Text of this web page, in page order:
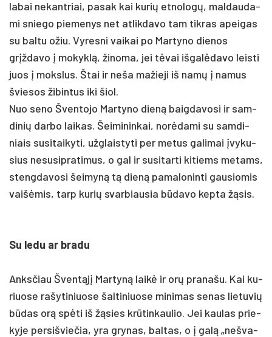
la­bai ne­kant­riai, pa­sak kai ku­rių et­no­logų, mal­dau­da­
mi snie­go pie­me­nys net at­lik­da­vo tam tik­ras apei­gas
su bal­tu ožiu. Vy­res­ni vai­kai po Mar­ty­no die­nos
grįžda­vo į mo­kyklą, ži­no­ma, jei tėvai iš­galė­da­vo leis­ti
juos į moks­lus. Štai ir ne­ša ma­žie­ji iš namų į na­mus
švie­sos ži­bin­tus iki šiol.
Nuo se­no Šventojo Mar­ty­no dieną baig­da­vo­si ir sam­
di­nių dar­bo lai­kas. Šeimininkai, norė­da­mi su sam­di­
niais su­si­tai­ky­ti, užg­lais­ty­ti per me­tus ga­li­mai įvy­ku­
sius ne­su­sip­ra­ti­mus, o gal ir su­si­tar­ti ki­tiems me­tams,
steng­da­vo­si šei­myną tą dieną pa­ma­lo­nin­ti gau­sio­mis
vaišė­mis, tarp ku­rių svar­biau­sia būda­vo kep­ta žąsis.
Su le­du ar bra­du
Anks­čiau Šventąjį Martyną laikė ir orų pranašu. Kai ku­
riuo­se ra­šy­ti­niuo­se šal­ti­niuo­se mi­ni­mas se­nas lie­tu­vių
būdas orą spėti iš žąsies krūtin­kau­lio. Jei kau­las prie­
ky­je per­si­švie­čia, yra gry­nas, bal­tas, o į galą „ne­šva­